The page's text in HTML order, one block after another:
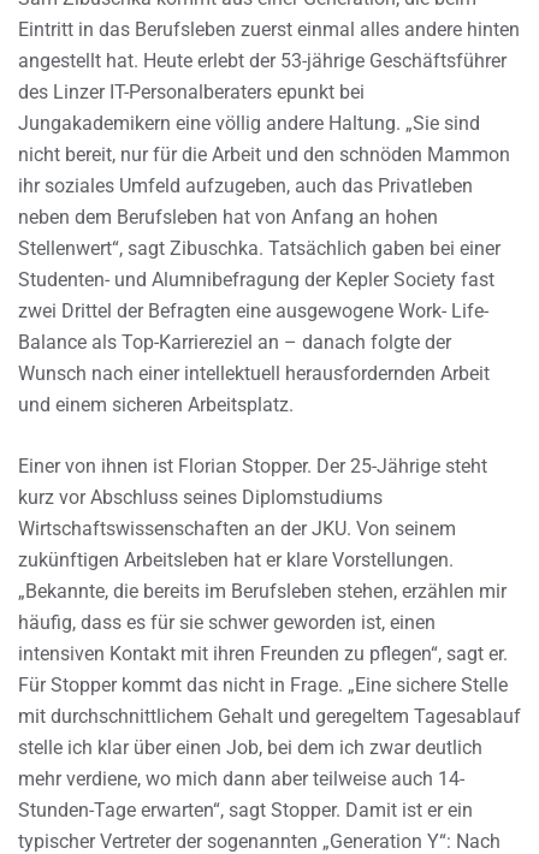
Eintritt in das Berufsleben zuerst einmal alles andere hinten
angestellt hat. Heute erlebt der 53-jährige Geschäftsführer
des Linzer IT-Personalberaters epunkt bei
Jungakademikern eine völlig andere Haltung. „Sie sind
nicht bereit, nur für die Arbeit und den schnöden Mammon
ihr soziales Umfeld aufzugeben, auch das Privatleben
neben dem Berufsleben hat von Anfang an hohen
Stellenwert“, sagt Zibuschka. Tatsächlich gaben bei einer
Studenten- und Alumnibefragung der Kepler Society fast
zwei Drittel der Befragten eine ausgewogene Work- Life-
Balance als Top-Karriereziel an – danach folgte der
Wunsch nach einer intellektuell herausfordernden Arbeit
und einem sicheren Arbeitsplatz.
Einer von ihnen ist Florian Stopper. Der 25-Jährige steht
kurz vor Abschluss seines Diplomstudiums
Wirtschaftswissenschaften an der JKU. Von seinem
zukünftigen Arbeitsleben hat er klare Vorstellungen.
„Bekannte, die bereits im Berufsleben stehen, erzählen mir
häufig, dass es für sie schwer geworden ist, einen
intensiven Kontakt mit ihren Freunden zu pflegen“, sagt er.
Für Stopper kommt das nicht in Frage. „Eine sichere Stelle
mit durchschnittlichem Gehalt und geregeltem Tagesablauf
stelle ich klar über einen Job, bei dem ich zwar deutlich
mehr verdiene, wo mich dann aber teilweise auch 14-
Stunden-Tage erwarten“, sagt Stopper. Damit ist er ein
typischer Vertreter der sogenannten „Generation Y“: Nach